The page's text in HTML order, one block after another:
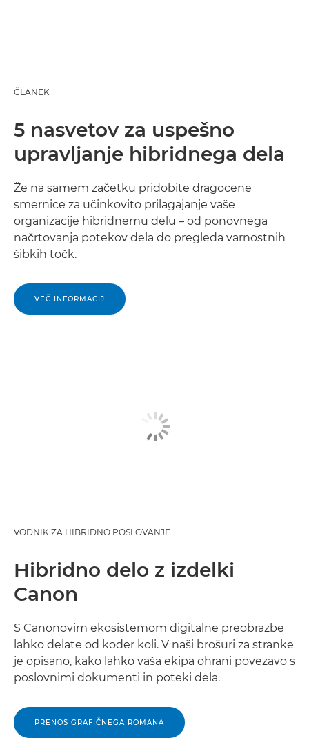
ČLANEK
5 nasvetov za uspešno
upravljanje hibridnega dela
Že na samem začetku pridobite dragocene
smernice za učinkovito prilagajanje vaše
organizacije hibridnemu delu – od ponovnega
načrtovanja potekov dela do pregleda varnostnih
šibkih točk.
VEČ INFORMACIJ
VODNIK ZA HIBRIDNO POSLOVANJE
Hibridno delo z izdelki
Canon
S Canonovim ekosistemom digitalne preobrazbe
lahko delate od koder koli. V naši brošuri za stranke
je opisano, kako lahko vaša ekipa ohrani povezavo s
poslovnimi dokumenti in poteki dela.
PRENOS GRAFIČNEGA ROMANA